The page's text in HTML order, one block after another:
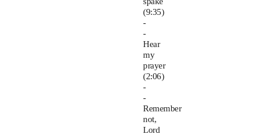
(9:35)
-
-
Hear
my
prayer
(2:06)
-
-
Remember
not,
Lord